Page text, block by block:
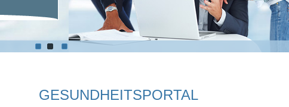
GESUNDHEITSPORTAL